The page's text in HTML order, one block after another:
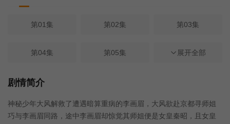
第01集 第02集 第03集
第04集 第05集 第06集
第07集
第10集 第11集 第12集
展开全部
剧情简介
神秘少年大风解救了遭遇暗算重病的李画眉，大风欲赴京都寻师姐
巧与李画眉同路，途中李画眉却惊觉其师姐便是女皇秦昭，且女皇